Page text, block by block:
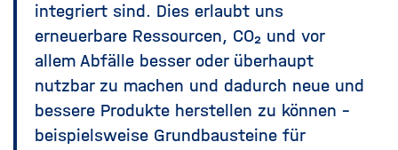
integriert sind. Dies erlaubt uns
erneuerbare Ressourcen, CO₂ und vor
allem Abfälle besser oder überhaupt
nutzbar zu machen und dadurch neue und
bessere Produkte herstellen zu können –
beispielsweise Grundbausteine für